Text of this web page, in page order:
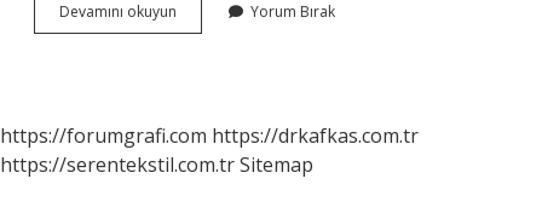
Devamını okuyun
Ne
Yorum Bırak
https://forumgrafi.com https://drkafkas.com.tr
https://serentekstil.com.trSitemap